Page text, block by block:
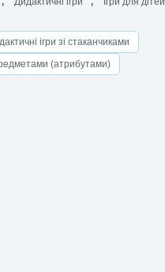
ігри зі стаканчиками
(атрибутами)